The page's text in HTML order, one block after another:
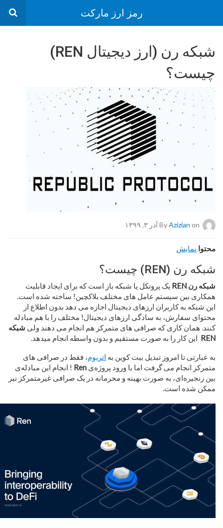
رمز ارز مارکت
شبکه رن (ارز دیجیتال REN)
چیست؟
ByAzizian on آذر ۳, ۱۳۹۹
محتوا نمایش
شبکه رن (REN) چیست؟
شبکه رن REN
یک پروتکل یا شبکه باز است که برای ایجاد قابلیت
همکاری بین سیستم عامل­ های مختلف بلاکچین! ساخته شده است.
این شبکه به کاربران ارزهای دیجیتال اجازه می دهد بدون اطلاع از
محتوای سفارش، به سادگی ارزهای دیجیتال! مختلف را با هم مبادله
کنند. همان کاری که صرافی­ های متمرکز هم انجام می دهند ولی شبکه
REN این کار را به صورت مستقیم و بدون ‌واسطه انجام می­دهد.
به عبارتی تا امروز تبدیل بیت کوین به اتریوم، فقط در صرافی­ های
متمرکز انجام می­ گرفت اما با ورود پروژه‌ی Ren ! انجام این مبادله‌ی
بین زنجیره‌ای، به صورت بهینه و محرمانه در یک صرافی غیرمتمرکز نیز
ممکن شده است.